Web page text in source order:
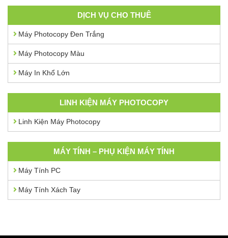
DỊCH VỤ CHO THUÊ
Máy Photocopy Đen Trắng
Máy Photocopy Màu
Máy In Khổ Lớn
LINH KIỆN MÁY PHOTOCOPY
Linh Kiện Máy Photocopy
MÁY TÍNH – PHỤ KIỆN MÁY TÍNH
Máy Tính PC
Máy Tính Xách Tay